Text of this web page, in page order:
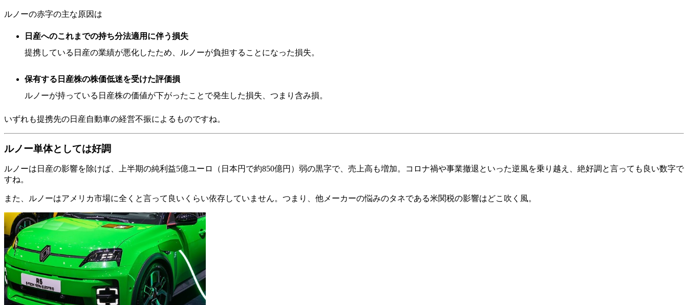
ルノーの赤字の主な原因は
日産へのこれまでの持ち分法適用に伴う損失
提携している日産の業績が悪化したため、ルノーが負担することになった損失。
保有する日産株の株価低迷を受けた評価損
ルノーが持っている日産株の価値が下がったことで発生した損失、つまり含み損。
いずれも提携先の日産自動車の経営不振によるものですね。
ルノー単体としては好調
ルノーは日産の影響を除けば、上半期の純利益5億ユーロ（日本円で約850億円）弱の黒字で、売上高も増加。コロナ禍や事業撤退といった逆風を乗り越え、絶好調と言っても良い数字で
すね。
また、ルノーはアメリカ市場に全くと言って良いくらい依存していません。つまり、他メーカーの悩みのタネである米関税の影響はどこ吹く風。